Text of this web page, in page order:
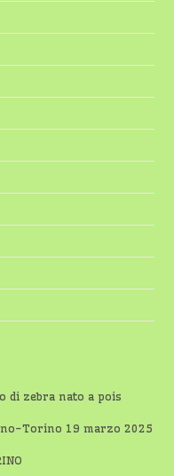
di zebra nato a pois
Torino 19 marzo 2025